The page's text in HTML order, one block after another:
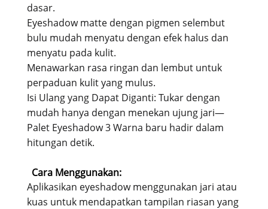
dasar.
Eyeshadow matte dengan pigmen selembut
bulu mudah menyatu dengan efek halus dan
menyatu pada kulit.
Menawarkan rasa ringan dan lembut untuk
perpaduan kulit yang mulus.
Isi Ulang yang Dapat Diganti: Tukar dengan
mudah hanya dengan menekan ujung jari—
Palet Eyeshadow 3 Warna baru hadir dalam
hitungan detik.
Cara Menggunakan:
Aplikasikan eyeshadow menggunakan jari atau
kuas untuk mendapatkan tampilan riasan yang